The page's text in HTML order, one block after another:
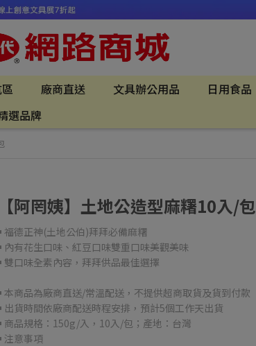
廠商直送 文具辦公用品 日用食品
選品牌
【阿罔姨】土地公造型麻糬10入/包
福德正神(土地公伯)拜拜必備麻糬
內有花生口味、紅豆口味雙重口味美觀美味
雙口味全素內容，拜拜供品最佳選擇
本商品為廠商直送/常溫配送，不提供超商取貨及貨到付款
出貨時間依廠商配送時程安排，預計5個工作天出貨
商品規格：150g/入，10入/包；產地：台灣
注意事項